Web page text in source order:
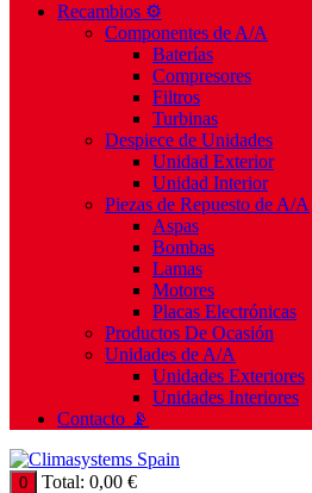
Recambios ⚙️
Componentes de A/A
Baterías
Compresores
Filtros
Turbinas
Despiece de Unidades
Unidad Exterior
Unidad Interior
Piezas de Repuesto de A/A
Aspas
Bombas
Lamas
Motores
Placas Electrónicas
Productos De Ocasión
Unidades de A/A
Unidades Exteriores
Unidades Interiores
Contacto 📡
0 Total: 0,00 €